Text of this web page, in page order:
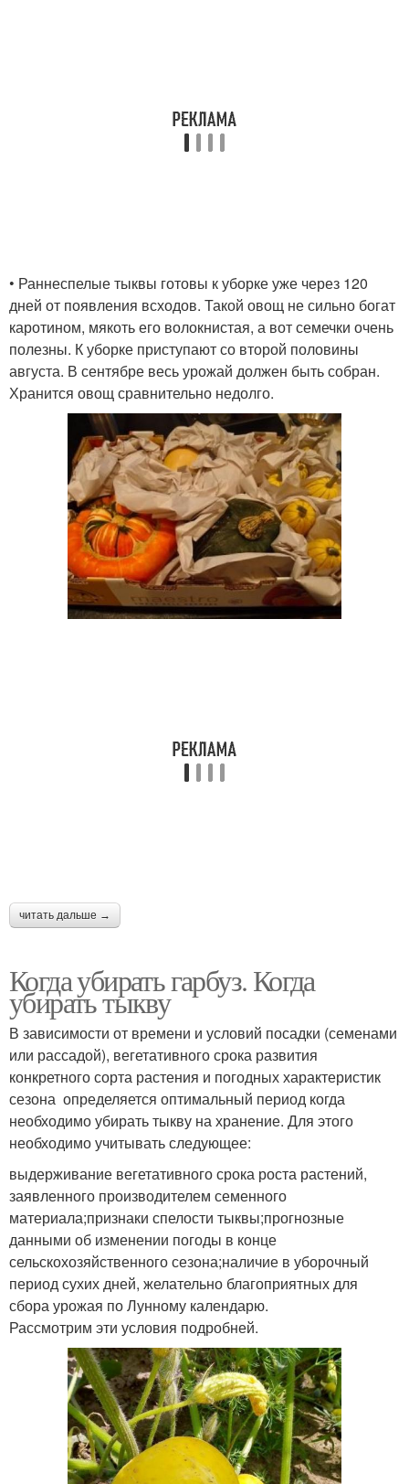
• Раннеспелые тыквы готовы к уборке уже через 120
дней от появления всходов. Такой овощ не сильно богат
каротином, мякоть его волокнистая, а вот семечки очень
полезны. К уборке приступают со второй половины
августа. В сентябре весь урожай должен быть собран.
Хранится овощ сравнительно недолго.
читать дальше →
Когда убирать гарбуз. Когда
убирать тыкву
В зависимости от времени и условий посадки (семенами
или рассадой), вегетативного срока развития
конкретного сорта растения и погодных характеристик
сезона определяется оптимальный период когда
необходимо убирать тыкву на хранение. Для этого
необходимо учитывать следующее:
выдерживание вегетативного срока роста растений,
заявленного производителем семенного
материала;признаки спелости тыквы;прогнозные
данными об изменении погоды в конце
сельскохозяйственного сезона;наличие в уборочный
период сухих дней, желательно благоприятных для
сбора урожая по Лунному календарю.
Рассмотрим эти условия подробней.